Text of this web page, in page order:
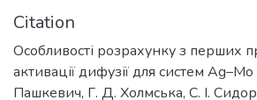
Citation
Особливості розрахунку з перших
активації дифузії для систем
Пашкевич, Г. Д. Холмська, С. І.